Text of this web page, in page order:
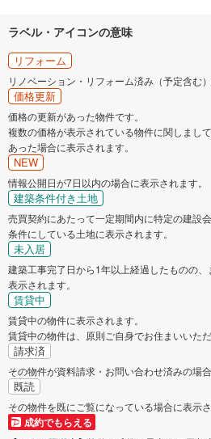
ラベル・アイコンの意味
リフォーム
リノベーション・リフォーム済み（予定含む
価格更新
価格の更新があった物件です。
複数の価格が表示されている物件に関しまし
あった場合に表示されます。
NEW
情報公開日が7日以内の場合に表示されます。
建築条件付き土地
売買契約にあたって一定期間内に特定の建設
条件にしている土地に表示されます。
未入居
建築工事完了日から1年以上経過したものの
表示されます。
賃貸中
賃貸中の物件に表示されます。
賃貸中の物件は、原則ご自身でお住まいいた
請求済
その物件が資料請求・お問い合わせ済みの場合
既読
その物件を既にご覧になっている場合に表示さ
成約でもらえる